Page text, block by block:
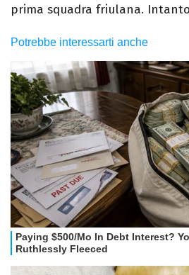
prima squadra friulana.